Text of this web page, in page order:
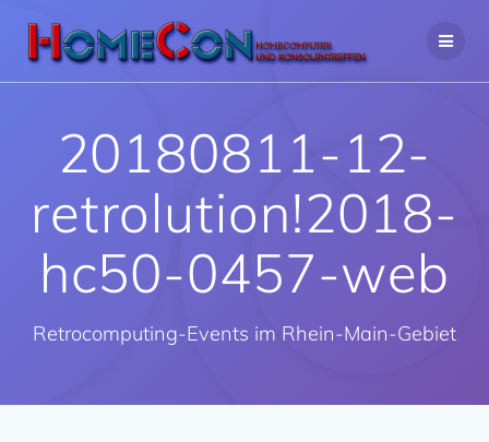
Inhalt
springen
20180811-12-
retrolution!2018-
hc50-0457-web
Retrocomputing-Events im Rhein-Main-Gebiet